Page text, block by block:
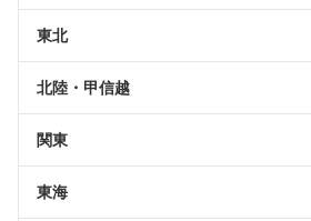
東北
北陸・甲信越
関東
東海